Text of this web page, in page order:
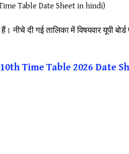
Table Date Sheet in hindi)
नीचे दी गई तालिका में विषयवार यूपी
10th Time Table 2026 Date